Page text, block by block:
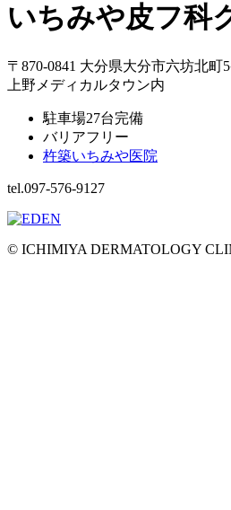
いちみや皮フ科
〒870-0841 大分県大分市六坊北町
上野メディカルタウン内
駐車場27台完備
バリアフリー
杵築いちみや医院
tel.097-576-9127
© ICHIMIYA DERMATOLOGY